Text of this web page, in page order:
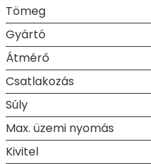
Tömeg
Gyártó
Átmérő
Csatlakozás
Súly
Max. üzemi nyomás
Kivitel